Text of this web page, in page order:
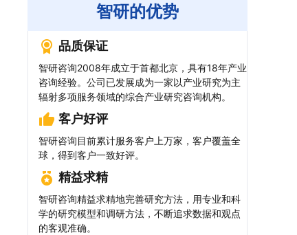
智研的优势
品质保证
智研咨询2008年成立于首都北京，具有18年产业
咨询经验。公司已发展成为一家以产业研究为主
辐射多项服务领域的综合产业研究咨询机构。
客户好评
智研咨询目前累计服务客户上万家，客户覆盖全
球，得到客户一致好评。
精益求精
智研咨询精益求精地完善研究方法，用专业和科
学的研究模型和调研方法，不断追求数据和观点
的客观准确。